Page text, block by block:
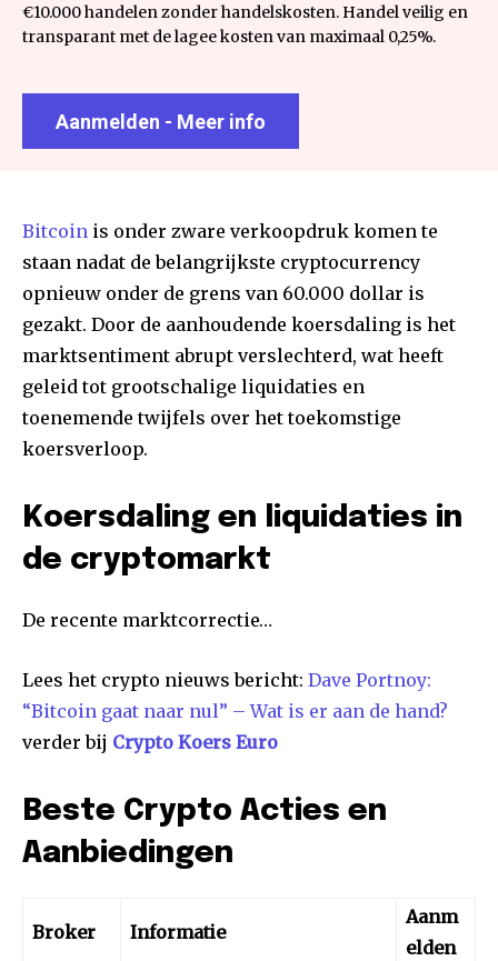
€10.000 handelen zonder handelskosten. Handel veilig en
transparant met de lagee kosten van maximaal 0,25%.
Aanmelden - Meer info
Bitcoin is onder zware verkoopdruk komen te
staan nadat de belangrijkste cryptocurrency
opnieuw onder de grens van 60.000 dollar is
gezakt. Door de aanhoudende koersdaling is het
marktsentiment abrupt verslechterd, wat heeft
geleid tot grootschalige liquidaties en
toenemende twijfels over het toekomstige
koersverloop.
Koersdaling en liquidaties in
de cryptomarkt
De recente marktcorrectie…
Lees het crypto nieuws bericht: Dave Portnoy:
“Bitcoin gaat naar nul” – Wat is er aan de hand?
verder bij Crypto Koers Euro
Beste Crypto Acties en
Aanbiedingen
Broker Informatie
Aanm
elden